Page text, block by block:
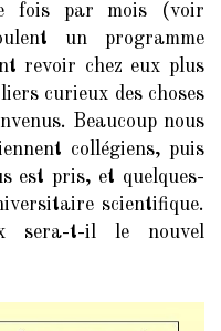
fois par mois (voir
un programme
revoir chez eux plus
curieux des choses
Beaucoup nous
collégiens, puis
est pris, et quelques-
scientifique.
sera-t-il le nouvel